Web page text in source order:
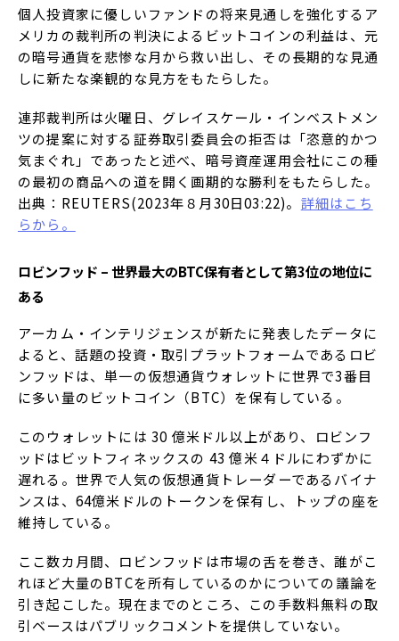
個人投資家に優しいファンドの将来見通しを強化するア
メリカの裁判所の判決によるビットコインの利益は、元
の暗号通貨を悲惨な月から救い出し、その長期的な見通
しに新たな楽観的な見方をもたらした。
連邦裁判所は火曜日、グレイスケール・インベストメン
ツの提案に対する証券取引委員会の拒否は「恣意的かつ
気まぐれ」であったと述べ、暗号資産運用会社にこの種
の最初の商品への道を開く画期的な勝利をもたらした。
出典：REUTERS(2023年８月30日03:22)。 詳細はこち
らから。
ロビンフッド – 世界最大のBTC保有者として第3位の地位に
ある
アーカム・インテリジェンスが新たに発表したデータに
よると、話題の投資・取引プラットフォームであるロビ
ンフッドは、単一の仮想通貨ウォレットに世界で3番目
に多い量のビットコイン（BTC）を保有している。
このウォレットには 30 億米ドル以上があり、ロビンフ
ッドはビットフィネックスの 43 億米４ドルにわずかに
遅れる。世界で人気の仮想通貨トレーダーであるバイナ
ンスは、64億米ドルのトークンを保有し、トップの座を
維持している。
ここ数カ月間、ロビンフッドは市場の舌を巻き、誰がこ
れほど大量のBTCを所有しているのかについての議論を
引き起こした。現在までのところ、この手数料無料の取
引ベースはパブリックコメントを提供していない。